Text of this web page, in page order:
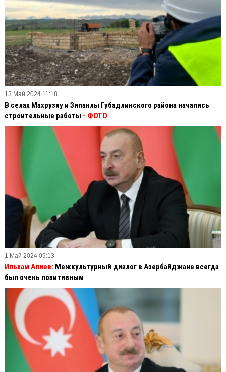
13 Май 2024 11:18
В селах Махрузлу и Зиланлы Губадлинского района начались
строительные работы - ФОТО
1 Май 2024 09:13
Ильхам Алиев: Межкультурный диалог в Азербайджане всегда
был очень позитивным